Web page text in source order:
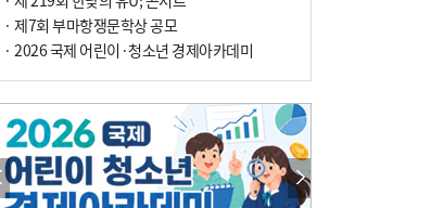
의령 한우산 털중나리
한 손 뉴스[전체보기]
시민이 개발한 폭염 대응 앱 ‘그늘로’ 길안내 지도 등 인기
골목 맛집 발굴 고메 셀렉션…부산시, 페스티벌 시월 연계
· 제7회 부마항쟁문학상 공모
· 2026 국제 어린이·청소년 경제아카데미